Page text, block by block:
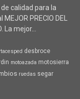
calidad para la
PRECIO DEL
La mejor...
desbroce
motoazada motosierra
ruedas segar